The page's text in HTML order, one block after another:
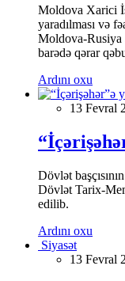
Moldova Xarici
yaradılması və
Moldova-Rusiya
barədə qərar
Ardını oxu
13 Fevral
Dövlət
Dövlət Tarix-
edilib.
Ardını oxu
Siyasət
13 Fevral